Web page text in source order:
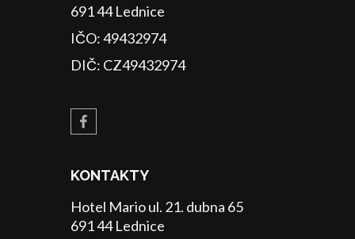
691 44 Lednice
IČO: 49432974
DIČ: CZ49432974
KONTAKTY
Hotel Mario ul. 21. dubna 65
691 44 Lednice